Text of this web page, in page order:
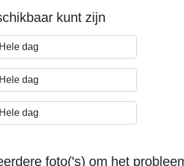
kunt zijn
foto('s) om het